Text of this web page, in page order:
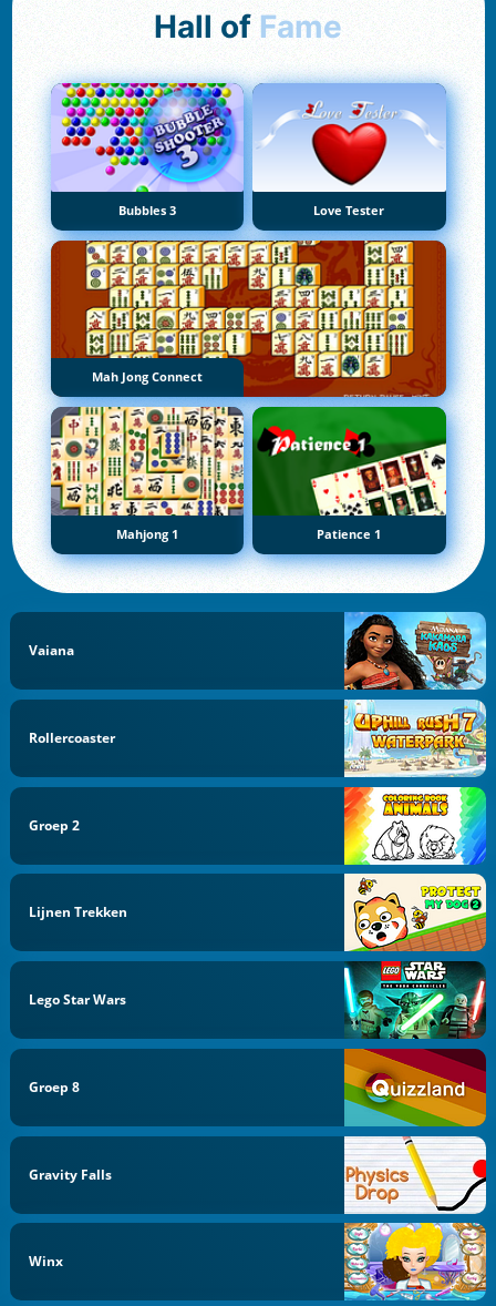
Hall of Fame
Bubbles 3 Love Tester
Mah Jong Connect
Mahjong 1 Patience 1
Vaiana
Rollercoaster
Groep 2
Lijnen Trekken
Lego Star Wars
Groep 8
Gravity Falls
Winx